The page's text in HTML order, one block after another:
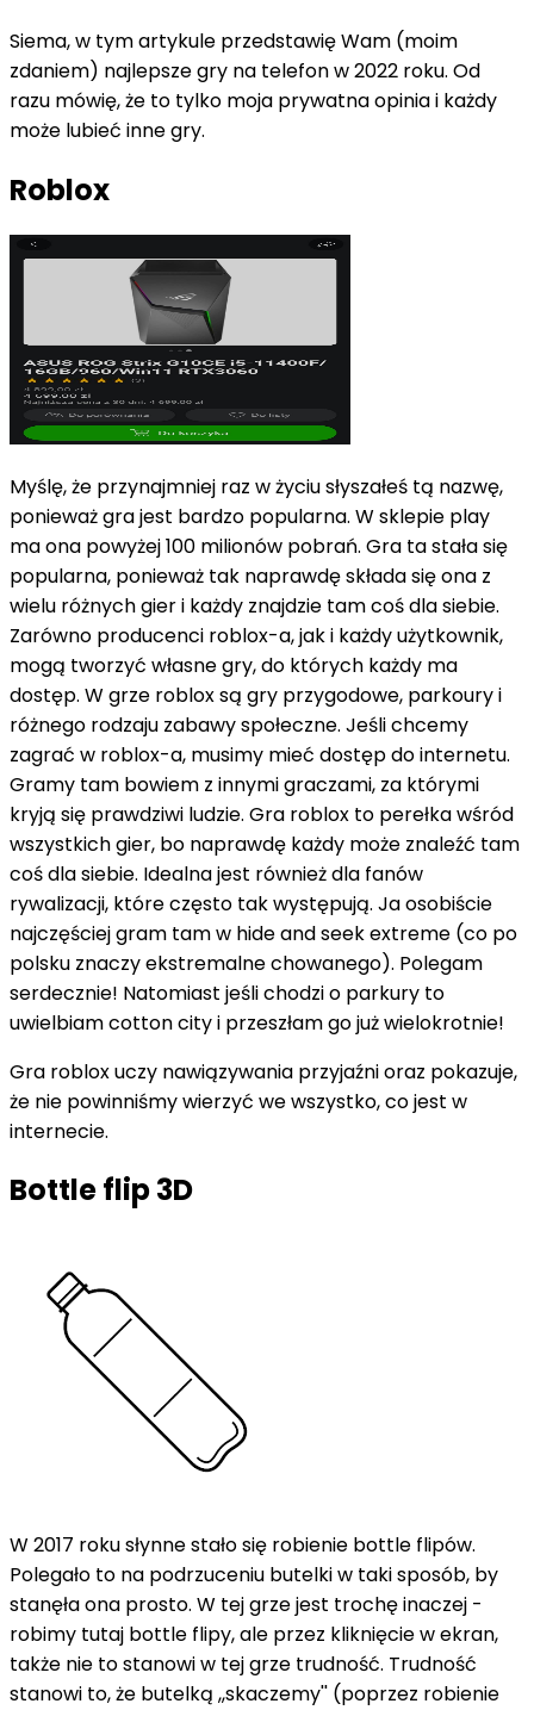
Siema, w tym artykule przedstawię Wam (moim
zdaniem) najlepsze gry na telefon w 2022 roku. Od
razu mówię, że to tylko moja prywatna opinia i każdy
może lubieć inne gry.
Roblox
Myślę, że przynajmniej raz w życiu słyszałeś tą nazwę,
ponieważ gra jest bardzo popularna. W sklepie play
ma ona powyżej 100 milionów pobrań. Gra ta stała się
popularna, ponieważ tak naprawdę składa się ona z
wielu różnych gier i każdy znajdzie tam coś dla siebie.
Zarówno producenci roblox-a, jak i każdy użytkownik,
mogą tworzyć własne gry, do których każdy ma
dostęp. W grze roblox są gry przygodowe, parkoury i
różnego rodzaju zabawy społeczne. Jeśli chcemy
zagrać w roblox-a, musimy mieć dostęp do internetu.
Gramy tam bowiem z innymi graczami, za którymi
kryją się prawdziwi ludzie. Gra roblox to perełka wśród
wszystkich gier, bo naprawdę każdy może znaleźć tam
coś dla siebie. Idealna jest również dla fanów
rywalizacji, które często tak występują. Ja osobiście
najczęściej gram tam w hide and seek extreme (co po
polsku znaczy ekstremalne chowanego). Polegam
serdecznie! Natomiast jeśli chodzi o parkury to
uwielbiam cotton city i przeszłam go już wielokrotnie!
Gra roblox uczy nawiązywania przyjaźni oraz pokazuje,
że nie powinniśmy wierzyć we wszystko, co jest w
internecie.
Bottle flip 3D
W 2017 roku słynne stało się robienie bottle flipów.
Polegało to na podrzuceniu butelki w taki sposób, by
stanęła ona prosto. W tej grze jest trochę inaczej -
robimy tutaj bottle flipy, ale przez kliknięcie w ekran,
także nie to stanowi w tej grze trudność. Trudność
stanowi to, że butelką ,,skaczemy'' (poprzez robienie